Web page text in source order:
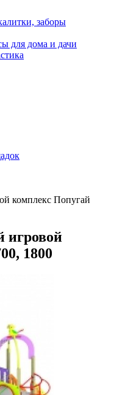
заборы
для дома и дачи
комплекс Попугай
игровой
1800